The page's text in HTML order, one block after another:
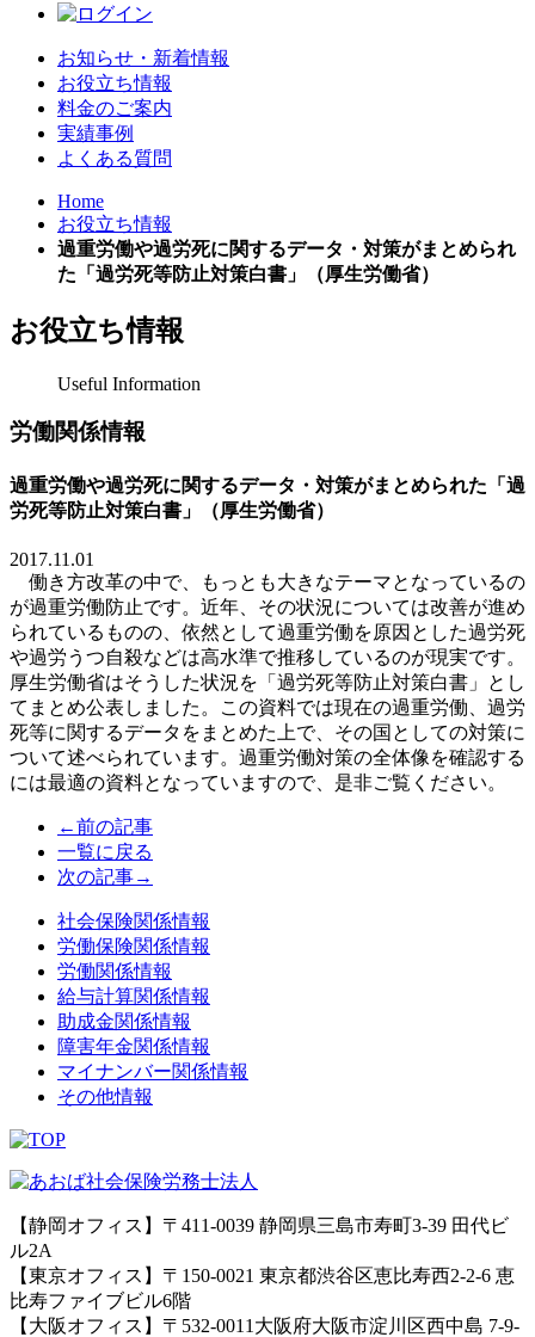
お知らせ・新着情報
お役立ち情報
料金のご案内
実績事例
よくある質問
Home
お役立ち情報
過重労働や過労死に関するデータ・対策がまとめられ
た「過労死等防止対策白書」（厚生労働省）
お役立ち情報
Useful Information
労働関係情報
過重労働や過労死に関するデータ・対策がまとめられた「過
労死等防止対策白書」（厚生労働省）
2017.11.01
働き方改革の中で、もっとも大きなテーマとなっているの
が過重労働防止です。近年、その状況については改善が進め
られているものの、依然として過重労働を原因とした過労死
や過労うつ自殺などは高水準で推移しているのが現実です。
厚生労働省はそうした状況を「過労死等防止対策白書」とし
てまとめ公表しました。この資料では現在の過重労働、過労
死等に関するデータをまとめた上で、その国としての対策に
ついて述べられています。過重労働対策の全体像を確認する
には最適の資料となっていますので、 是非ご覧 ください。
←前の記事
一覧に戻る
次の記事→
社会保険関係情報
労働保険関係情報
労働関係情報
給与計算関係情報
助成金関係情報
障害年金関係情報
マイナンバー関係情報
その他情報
【静岡オフィス】〒411-0039 静岡県三島市寿町3-39 田代ビ
ル2A
【東京オフィス】〒150-0021 東京都渋谷区恵比寿西2-2-6 恵
比寿ファイブビル6階
【大阪オフィス】〒532-0011大阪府大阪市淀川区西中島 7-9-